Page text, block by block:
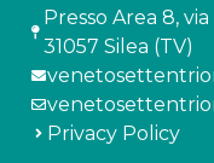
Presso Area 8,
31057 Silea (TV)
Privacy Policy